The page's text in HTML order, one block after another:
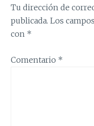
Tu dirección de
publicada. Los
con *
Comentario *